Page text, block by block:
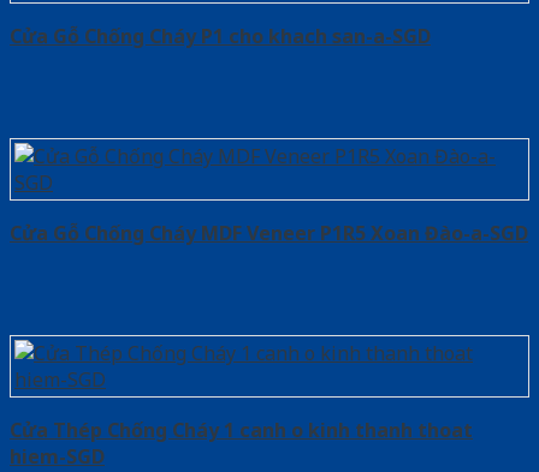
Cửa Gỗ Chống Cháy P1 cho khach san-a-SGD
Cửa Gỗ Chống Cháy MDF Veneer P1R5 Xoan Đào-a-SGD
Cửa Thép Chống Cháy 1 canh o kinh thanh thoat
hiem-SGD